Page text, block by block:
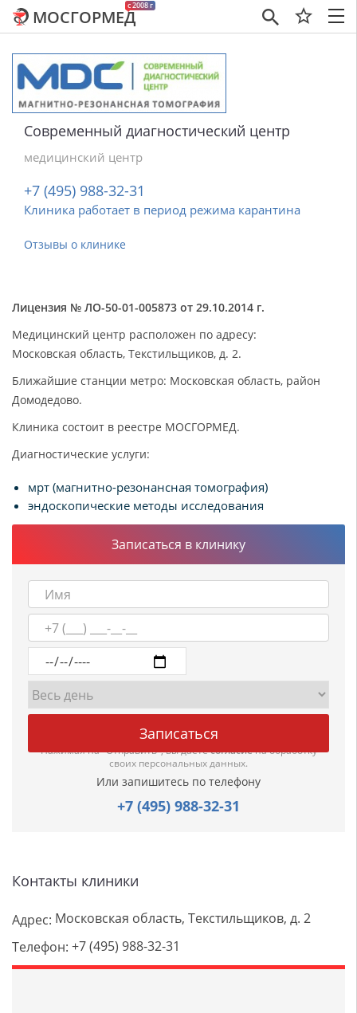
×
c 2008 г
МОСГОРМЕД
Современный диагностический центр
медицинский центр
+7 (495) 988-32-31
Клиника работает в период режима карантина
Отзывы о клинике
Лицензия № ЛО-50-01-005873 от 29.10.2014 г.
Медицинский центр расположен по адресу:
Московская область, Текстильщиков, д. 2.
Ближайшие станции метро: Московская область, район
Домодедово.
Клиника состоит в реестре МОСГОРМЕД.
Диагностические услуги:
мрт (магнитно-резонансная томография)
эндоскопические методы исследования
Записаться в клинику
Нажимая на "Отправить", вы даетесогласиена обработку
своих персональных данных.
Или запишитесь по телефону
+7 (495) 988-32-31
Контакты клиники
Адрес: Московская область, Текстильщиков, д. 2
Телефон: +7 (495) 988-32-31